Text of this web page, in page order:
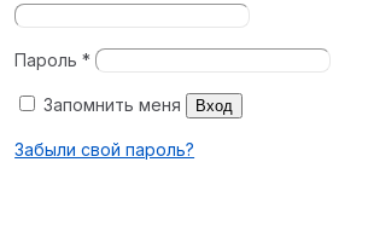
Пароль*
Запомнить меня Вход
Забыли свой пароль?